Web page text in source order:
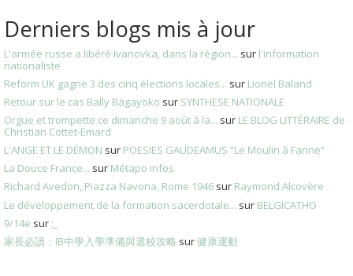
Derniers blogs mis à jour
L'armée russe a libéré Ivanovka, dans la région... sur l'information
nationaliste
Reform UK gagne 3 des cinq élections locales... sur Lionel Baland
Retour sur le cas Bally Bagayoko sur SYNTHESE NATIONALE
Orgue et trompette ce dimanche 9 août à la... sur LE BLOG LITTÉRAIRE de
Christian Cottet-Emard
L'ANGE ET LE DÉMON sur POESIES GAUDEAMUS ”Le Moulin à Farine”
La Douce France... sur Métapo infos
Richard Avedon, Piazza Navona, Rome 1946 sur Raymond Alcovère
Le développement de la formation sacerdotale... sur BELGICATHO
9/14e sur ;_
家長必讀：IB中學入學準備與選校攻略 sur健康運動